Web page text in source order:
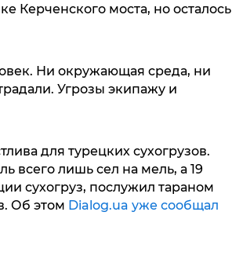
Керченского моста, но осталось
Ни окружающая среда, ни
Угрозы экипажу и
для турецких сухогрузов.
всего лишь сел на мель, а 19
сухогруз, послужил тараном
Об этом Dialog.ua уже сообщал